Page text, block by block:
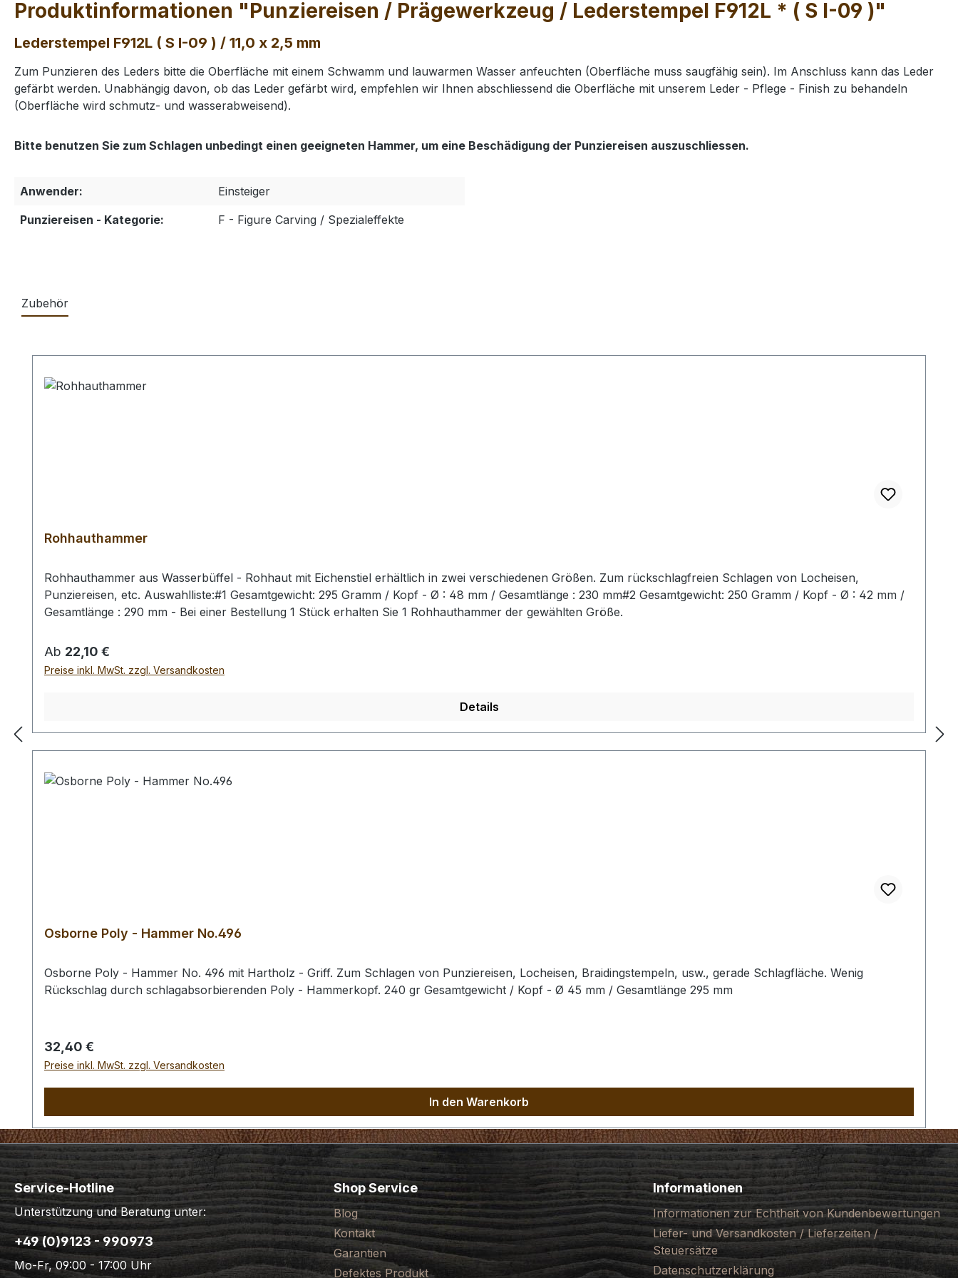
Produktinformationen "Punziereisen / Prägewerkzeug / Lederstempel F912L * ( S I-09 )"
Lederstempel F912L ( S I-09 ) / 11,0 x 2,5 mm
Zum Punzieren des Leders bitte die Oberfläche mit einem Schwamm und lauwarmen Wasser anfeuchten (Oberfläche muss saugfähig sein). Im Anschluss kann das Leder
gefärbt werden. Unabhängig davon, ob das Leder gefärbt wird, empfehlen wir Ihnen abschliessend die Oberfläche mit unserem Leder - Pflege - Finish zu behandeln
(Oberfläche wird schmutz- und wasserabweisend).
Bitte benutzen Sie zum Schlagen unbedingt einen geeigneten Hammer, um eine Beschädigung der Punziereisen auszuschliessen.
Anwender:
Einsteiger
Punziereisen - Kategorie:
F - Figure Carving / Spezialeffekte
Zubehör
Rohhauthammer
Rohhauthammer aus Wasserbüffel - Rohhaut mit Eichenstiel erhältlich in zwei verschiedenen Größen. Zum rückschlagfreien Schlagen von Locheisen,
Punziereisen, etc. Auswahlliste:#1 Gesamtgewicht: 295 Gramm / Kopf - Ø : 48 mm / Gesamtlänge : 230 mm#2 Gesamtgewicht: 250 Gramm / Kopf - Ø : 42 mm /
Gesamtlänge : 290 mm - Bei einer Bestellung 1 Stück erhalten Sie 1 Rohhauthammer der gewählten Größe.
Regulärer Preis:
Ab 22,10 €
Preise inkl. MwSt. zzgl. Versandkosten
Details
Osborne Poly - Hammer No.496
Osborne Poly - Hammer No. 496 mit Hartholz - Griff. Zum Schlagen von Punziereisen, Locheisen, Braidingstempeln, usw., gerade Schlagfläche. Wenig
Rückschlag durch schlagabsorbierenden Poly - Hammerkopf. 240 gr Gesamtgewicht / Kopf - Ø 45 mm / Gesamtlänge 295 mm
Regulärer Preis:
32,40 €
Preise inkl. MwSt. zzgl. Versandkosten
In den Warenkorb
Service-Hotline
Unterstützung und Beratung unter:
+49 (0)9123 - 990973
Mo-Fr, 09:00 - 17:00 Uhr
Shop Service
Blog
Kontakt
Garantien
Defektes Produkt
Informationen
Informationen zur Echtheit von Kundenbewertungen
Liefer- und Versandkosten / Lieferzeiten /
Steuersätze
Datenschutzerklärung